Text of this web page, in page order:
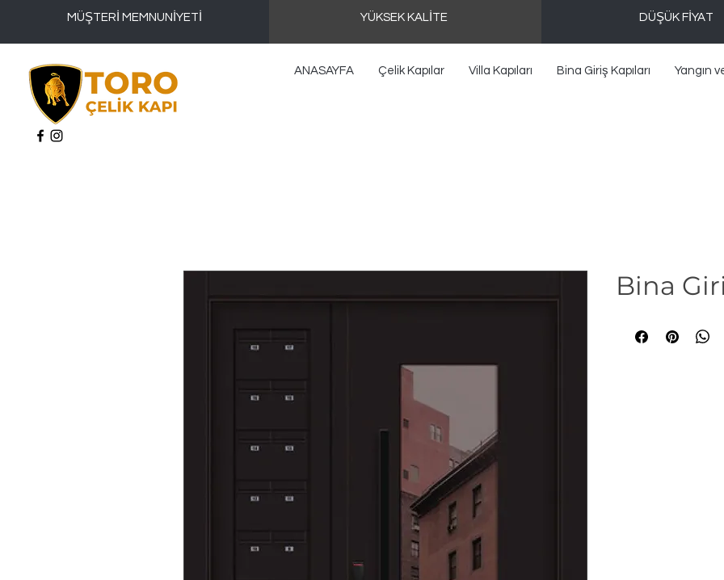
MÜŞTERİ MEMNUNİYETİ YÜKSEK KALİTE DÜŞÜK FİYAT
ANASAYFA Çelik Kapılar Villa Kapıları Bina Giriş Kapıları Yangın
Bina